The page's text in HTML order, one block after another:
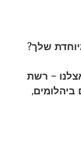
שלך?
– רשת